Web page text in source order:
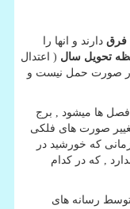
فرق دارند و انها را
تحویل سال ( اعتدال
در صورت حمل نیست و
فصل ها میشود , برج
صورت های فلکی
که خورشید در
, که در کدام
رسانه های